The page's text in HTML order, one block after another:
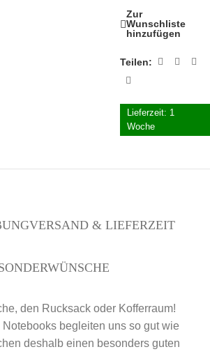
Zur
Wunschliste
hinzufügen
Teilen:
Lieferzeit: 1
Woche
VERSAND & LIEFERZEIT
den Rucksack oder Kofferraum!
begleiten uns so gut wie
deshalb einen besonders guten